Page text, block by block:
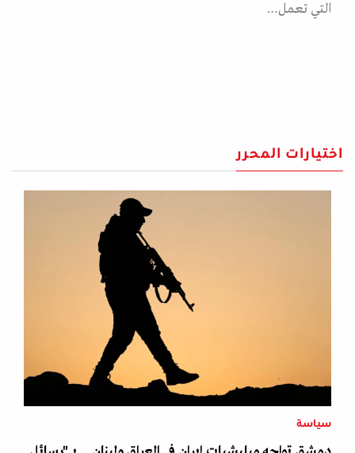
التي تعمل…
اختيارات المحرر
سياسة